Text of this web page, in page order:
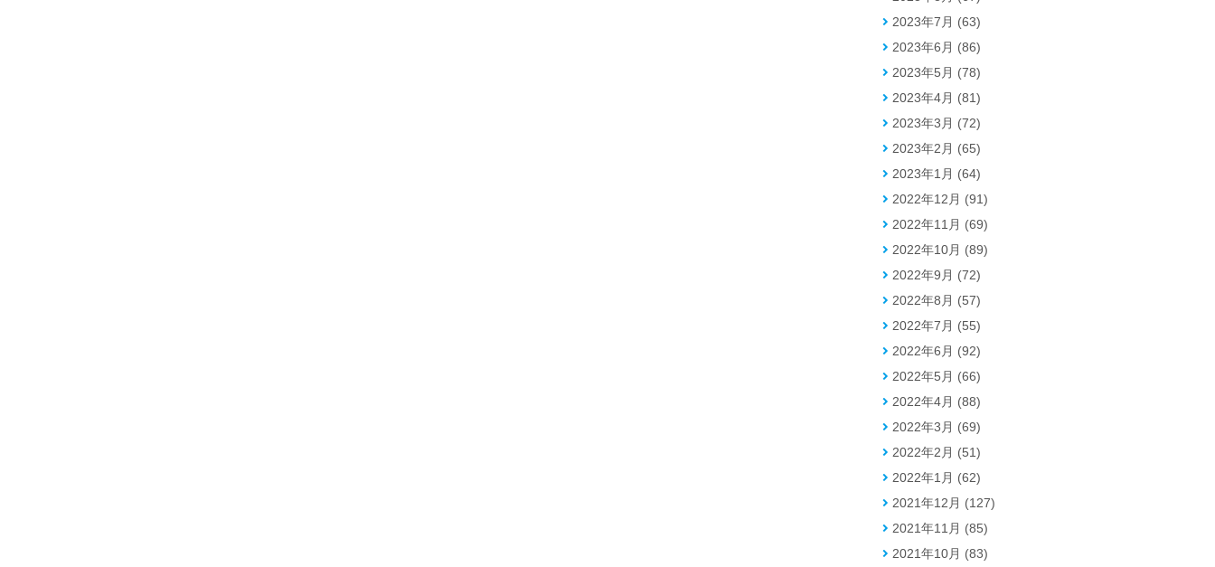
2023年7月 (63)
2023年6月 (86)
2023年5月 (78)
2023年4月 (81)
2023年3月 (72)
2023年2月 (65)
2023年1月 (64)
2022年12月 (91)
2022年11月 (69)
2022年10月 (89)
2022年9月 (72)
2022年8月 (57)
2022年7月 (55)
2022年6月 (92)
2022年5月 (66)
2022年4月 (88)
2022年3月 (69)
2022年2月 (51)
2022年1月 (62)
2021年12月 (127)
2021年11月 (85)
2021年10月 (83)